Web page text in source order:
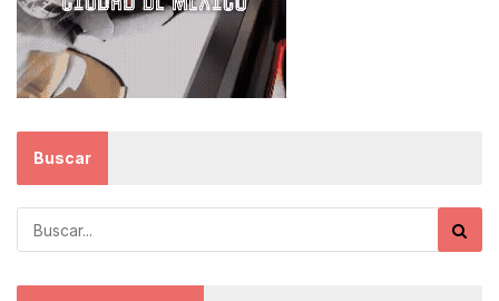
Buscar